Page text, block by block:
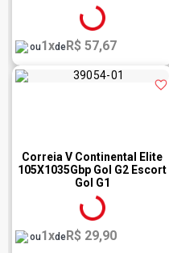
ou1xdeR$ 57,67
Correia V Continental Elite
105X1035Gbp Gol G2 Escort
Gol G1
ou1xdeR$ 29,90